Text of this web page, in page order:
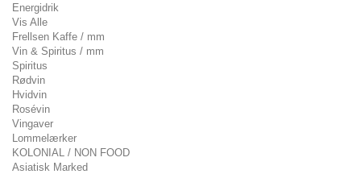
Energidrik
Vis Alle
Frellsen Kaffe / mm
Vin & Spiritus / mm
Spiritus
Rødvin
Hvidvin
Rosévin
Vingaver
Lommelærker
KOLONIAL / NON FOOD
Asiatisk Marked